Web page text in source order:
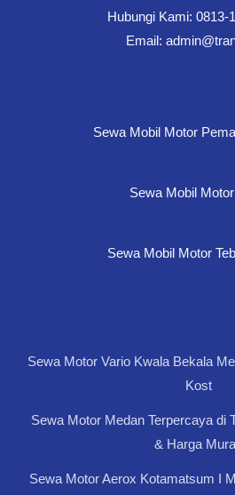
Hubungi Kami: 0813-
Email:
Sewa Mobil Motor
Sewa Mobil
Sewa Mobil Motor
Sewa Motor Vario Kwala Bekala
Kost
Sewa Motor Medan Terpercaya di
& Harga
Sewa Motor Aerox Kotamatsum I